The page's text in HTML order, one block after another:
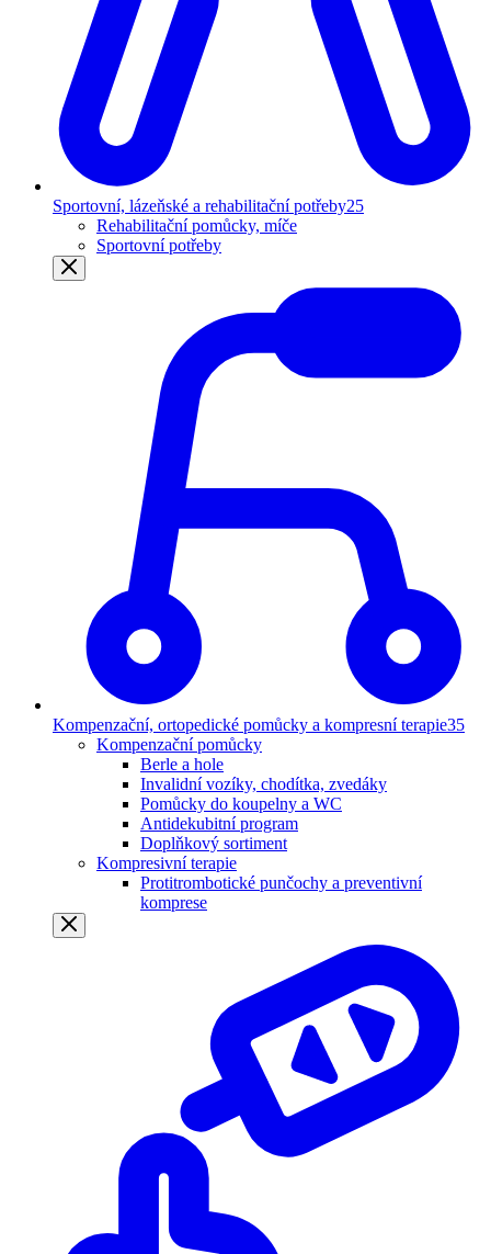
Sportovní, lázeňské a rehabilitační potřeby25
Rehabilitační pomůcky, míče
Sportovní potřeby
Kompenzační, ortopedické pomůcky a kompresní terapie35
Kompenzační pomůcky
Berle a hole
Invalidní vozíky, chodítka, zvedáky
Pomůcky do koupelny a WC
Antidekubitní program
Doplňkový sortiment
Kompresivní terapie
Protitrombotické punčochy a preventivní
komprese